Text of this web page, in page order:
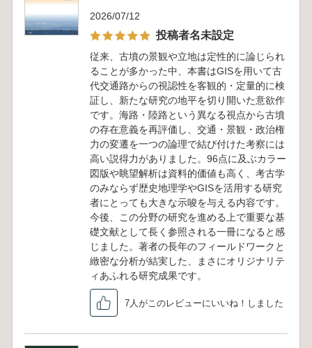
2026/07/12
投稿者名未設定
従来、古墳の景観や立地は定性的に論じられ
ることが多かった中、本書はGISを用いて古
代交通路からの視認性を客観的・定量的に検
証し、新たな研究の地平を切り開いた意欲作
です。海路・陸路という異なる視点から古墳
の存在意義を再評価し、交通・景観・政治権
力の変遷を一つの論理で結び付けた考察には
高い説得力がありました。96点に及ぶカラー
図版や眺望解析は資料的価値も高く、考古学
のみならず歴史地理学やGISを活用する研究
者にとっても大きな示唆を与える内容です。
今後、この分野の研究を進める上で重要な基
礎文献として長く参照される一冊になると感
じました。著者の長年のフィールドワークと
緻密な分析が結実した、まさにオリジナリテ
ィあふれる研究成果です。
7人がこのレビューにいいね！しました